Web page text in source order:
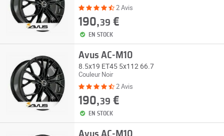
2 Avis
190,39 €
EN STOCK
Avus AC-M10
8.5x19 ET45 5x112 66.7
Couleur Noir
2 Avis
190,39 €
EN STOCK
Avus AC-M10